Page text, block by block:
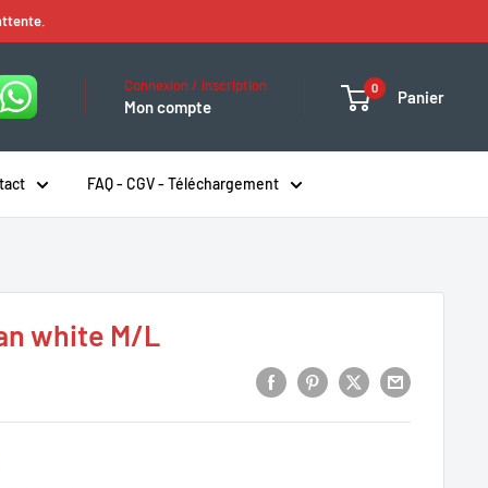
Connexion / Inscription
Mon compte
0 Panier
FAQ - CGV - Téléchargement
white M/L